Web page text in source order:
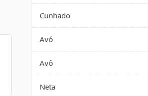
Cunhado
Avó
Avô
Neta